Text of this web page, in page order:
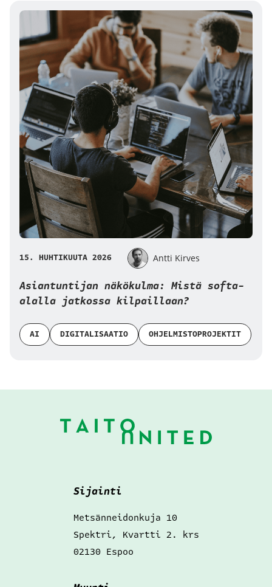
15. HUHTIKUUTA 2026 Antti Kirves
Asiantuntijan näkökulma: Mistä softa-
alalla jatkossa kilpaillaan?
AI DIGITALISAATIO OHJELMISTOPROJEKTIT
Sijainti
Metsänneidonkuja 10
Spektri, Kvartti 2. krs
02130 Espoo